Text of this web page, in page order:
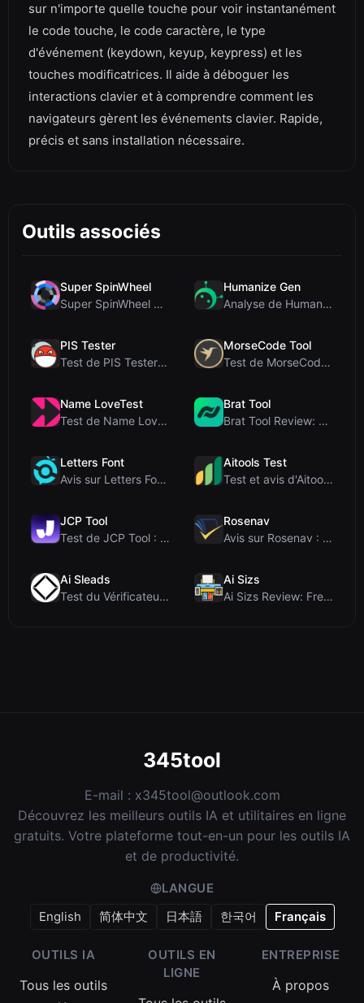
sur n'importe quelle touche pour voir instantanément
le code touche, le code caractère, le type
d'événement (keydown, keyup, keypress) et les
touches modificatrices. Il aide à déboguer les
interactions clavier et à comprendre comment les
navigateurs gèrent les événements clavier. Rapide,
précis et sans installation nécessaire.
Outils associés
Super SpinWheel
Super SpinWheel Review: A Privacy-First Free Wheel...
Humanize Gen
Analyse de Humanize Gen : Plongée au cœur de cet h...
PIS Tester
Test de PIS Tester : Le quiz d’amitié sans IA qui ...
MorseCode Tool
Test de MorseCode Tool : Convertisseur en ligne gr...
Name LoveTest
Test de Name LoveTest : un calculateur d'amour axé...
Brat Tool
Brat Tool Review: Free Charli XCX Style Brat Text ...
Letters Font
Avis sur Letters Font : Générateur gratuit de poli...
Aitools Test
Test et avis d'Aitools Test : un détecteur d'IA gr...
JCP Tool
Test de JCP Tool : Convertisseur de données côté c...
Rosenav
Avis sur Rosenav : Outil gratuit en ligne de vérif...
Ai Sleads
Test du Vérificateur de Force des Mots de Passe d'...
Ai Sizs
Ai Sizs Review: Free, Private Image Similarity & B...
345tool
E-mail : x345tool@outlook.com
Découvrez les meilleurs outils IA et utilitaires en ligne
gratuits. Votre plateforme tout-en-un pour les outils IA
et de productivité.
LANGUE
English
简体中文 日本語 한국어 Français
OUTILS IA
Tous les outils
OUTILS EN
LIGNE
ENTREPRISE
À propos